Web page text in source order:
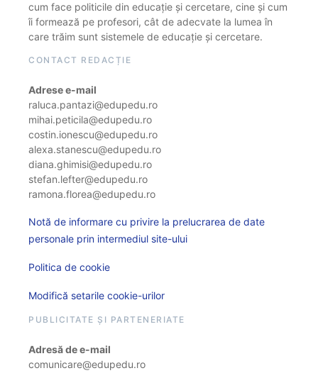
cum face politicile din educație și cercetare, cine și cum
îi formează pe profesori, cât de adecvate la lumea în
care trăim sunt sistemele de educație și cercetare.
CONTACT REDACȚIE
Adrese e-mail
raluca.pantazi@edupedu.ro
mihai.peticila@edupedu.ro
costin.ionescu@edupedu.ro
alexa.stanescu@edupedu.ro
diana.ghimisi@edupedu.ro
stefan.lefter@edupedu.ro
ramona.florea@edupedu.ro
Notă de informare cu privire la prelucrarea de date
personale prin intermediul site-ului
Politica de cookie
Modifică setarile cookie-urilor
PUBLICITATE ȘI PARTENERIATE
Adresă de e-mail
comunicare@edupedu.ro